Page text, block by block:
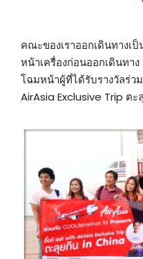
คณะของเราออกเดินทางเ
หน้าเครื่องก่อนออกเดินทาง
โฉมหน้าผู้ที่ได้รับรางวัลร่ว
AirAsia Exclusive Trip ตะ